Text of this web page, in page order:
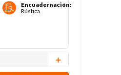
Encuadernación:
Rústica
＋